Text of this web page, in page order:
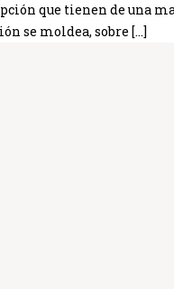
que tienen de una
se moldea, sobre […]